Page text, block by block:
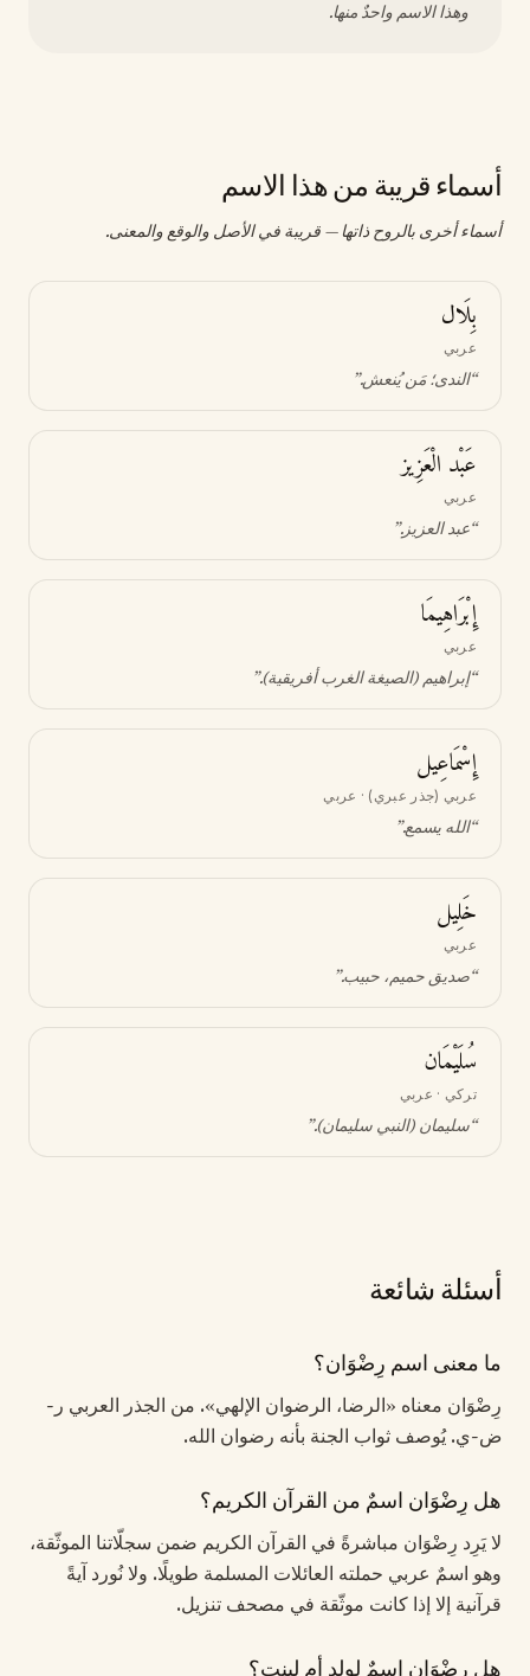
وهذا الاسم واحدٌ منها.
أسماء قريبة من هذا الاسم
أسماء أخرى بالروح ذاتها — قريبة في الأصل والوقع والمعنى.
بِلَال
عربي
“الندى؛ مَن يُنعش.”
عَبْد الْعَزِيز
عربي
“عبد العزيز.”
إِبْرَاهِيمَا
عربي
“إبراهيم (الصيغة الغرب أفريقية).”
إِسْمَاعِيل
عربي (جذر عبري) · عربي
“الله يسمع.”
خَلِيل
عربي
“صديق حميم، حبيب.”
سُلَيْمَان
تركي · عربي
“سليمان (النبي سليمان).”
أسئلة شائعة
ما معنى اسم رِضْوَان؟
رِضْوَان معناه «الرضا، الرضوان الإلهي». من الجذر العربي ر-
ض-ي. يُوصف ثواب الجنة بأنه رضوان الله.
هل رِضْوَان اسمٌ من القرآن الكريم؟
لا يَرِد رِضْوَان مباشرةً في القرآن الكريم ضمن سجلّاتنا الموثّقة،
وهو اسمٌ عربي حملته العائلات المسلمة طويلًا. ولا نُورد آيةً
قرآنية إلا إذا كانت موثّقة في مصحف تنزيل.
هل رِضْوَان اسمٌ لولدٍ أم لبنت؟